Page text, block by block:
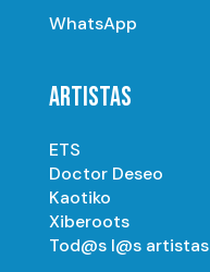
WhatsApp
ARTISTAS
ETS
Doctor Deseo
Kaotiko
Xiberoots
Tod@s l@s artistas